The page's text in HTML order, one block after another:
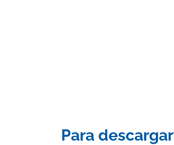
Para descargar